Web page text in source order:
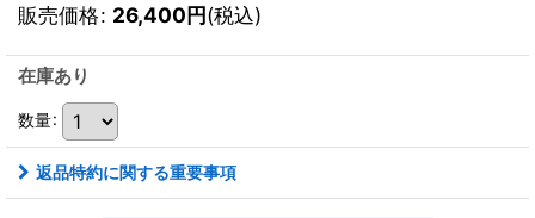
販売価格: 26,400円(税込)
在庫あり
数量:
返品特約に関する重要事項